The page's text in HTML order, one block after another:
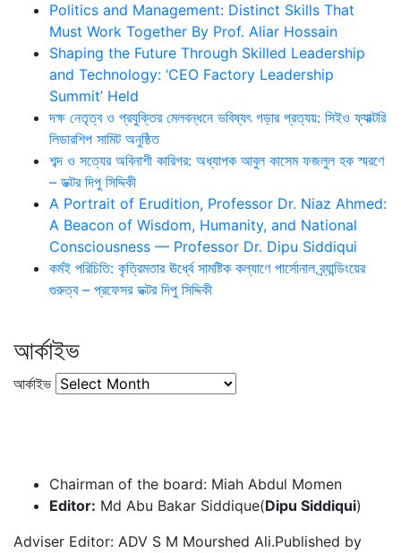
Politics and Management: Distinct Skills That
Must Work Together By Prof. Aliar Hossain
Shaping the Future Through Skilled Leadership
and Technology: ‘CEO Factory Leadership
Summit’ Held
দক্ষ নেতৃত্ব ও প্রযুক্তির মেলবন্ধনে ভবিষ্যৎ গড়ার প্রত্যয়: সিইও ফ্যাক্টরি
লিডারশিপ সামিট অনুষ্ঠিত
শব্দ ও সত্যের অবিনাশী কারিগর: অধ্যাপক আবুল কাসেম ফজলুল হক স্মরণে
– ডক্টর দিপু সিদ্দিকী
A Portrait of Erudition, Professor Dr. Niaz Ahmed:
A Beacon of Wisdom, Humanity, and National
Consciousness — Professor Dr. Dipu Siddiqui
কর্মই পরিচিতি: কৃত্রিমতার ঊর্ধ্বে সামষ্টিক কল্যাণে পার্সোনাল ব্র্যান্ডিংয়ের
গুরুত্ব – প্রফেসর ডক্টর দিপু সিদ্দিকী
আর্কাইভ
আর্কাইভ
Chairman of the board: Miah Abdul Momen
Editor: Md Abu Bakar Siddique(Dipu Siddiqui)
Adviser Editor: ADV S M Mourshed Ali.Published by